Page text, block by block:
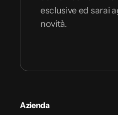
esclusive ed sarai
novità.
Azienda